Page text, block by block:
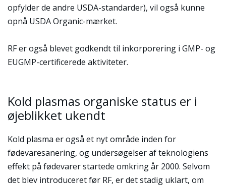
opfylder de andre USDA-standarder), vil også kunne
opnå USDA Organic-mærket.
RF er også blevet godkendt til inkorporering i GMP- og
EUGMP-certificerede aktiviteter.
Kold plasmas organiske status er i
øjeblikket ukendt
Kold plasma er også et nyt område inden for
fødevaresanering, og undersøgelser af teknologiens
effekt på fødevarer startede omkring år 2000. Selvom
det blev introduceret før RF, er det stadig uklart, om